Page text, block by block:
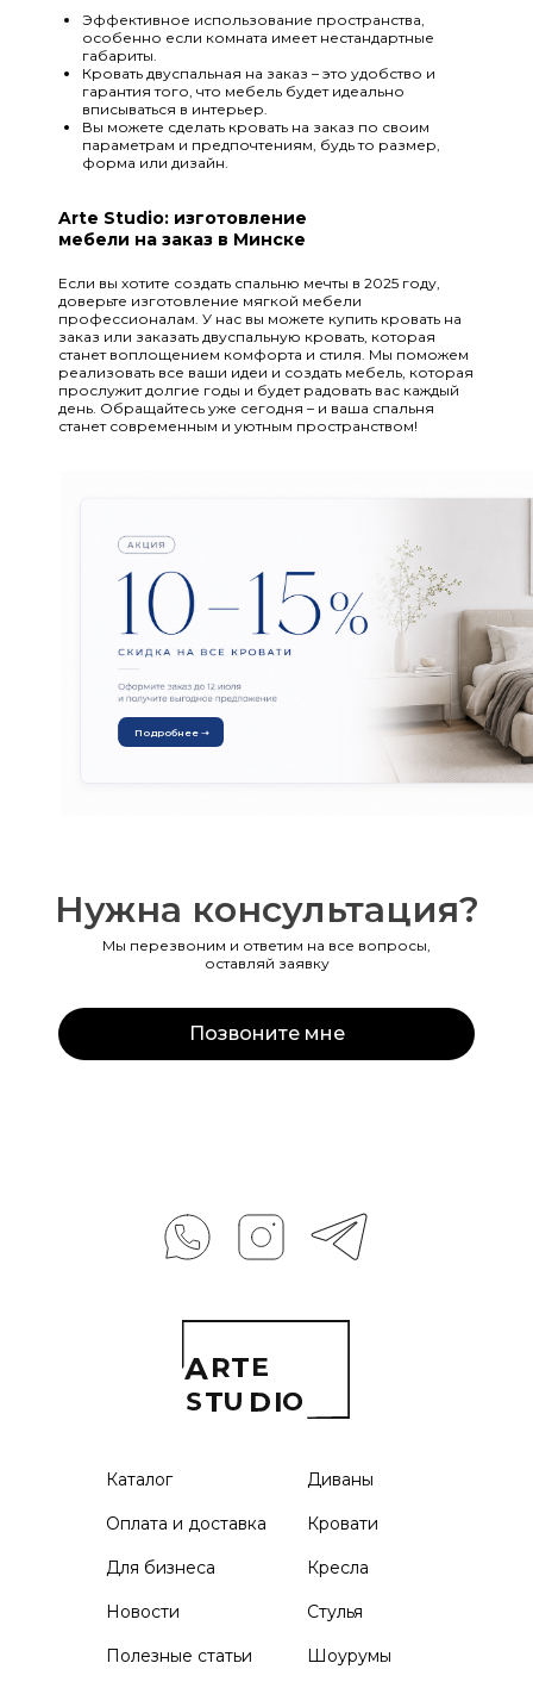
Эффективное использование пространства,
особенно если комната имеет нестандартные
габариты.
Кровать двуспальная на заказ – это удобство и
гарантия того, что мебель будет идеально
вписываться в интерьер.
Вы можете сделать кровать на заказ по своим
параметрам и предпочтениям, будь то размер,
форма или дизайн.
Если вы хотите создать спальню мечты в 2025 году,
доверьте изготовление мягкой мебели
профессионалам. У нас вы можете купить кровать на
заказ или заказать двуспальную кровать, которая
станет воплощением комфорта и стиля. Мы поможем
реализовать все ваши идеи и создать мебель, которая
прослужит долгие годы и будет радовать вас каждый
день. Обращайтесь уже сегодня – и ваша спальня
станет современным и уютным пространством!
Arte Studio: изготовление
мебели на заказ в Минске
Подробнее ➝
Нужна консультация?
Мы перезвоним и ответим на все вопросы,
оставляй заявку
Позвоните мне
Оплата и доставка
Каталог
Для бизнеса
Новости
Полезные статьи Шоурумы
Диваны
Кровати
Кресла
Стулья